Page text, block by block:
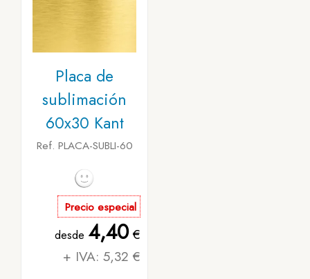
Placa de
sublimación
60x30 Kant
Ref. PLACA-SUBLI-60
Precio especial
desde 4,40€
+ IVA: 5,32 €